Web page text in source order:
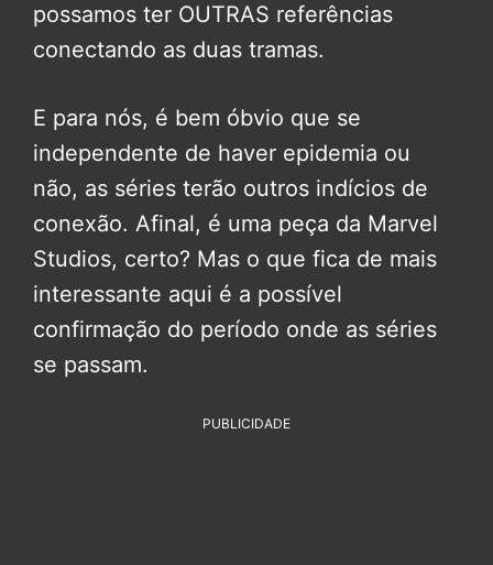
possamos ter OUTRAS referências
conectando as duas tramas.
E para nós, é bem óbvio que se
independente de haver epidemia ou
não, as séries terão outros indícios de
conexão. Afinal, é uma peça da Marvel
Studios, certo? Mas o que fica de mais
interessante aqui é a possível
confirmação do período onde as séries
se passam.
PUBLICIDADE